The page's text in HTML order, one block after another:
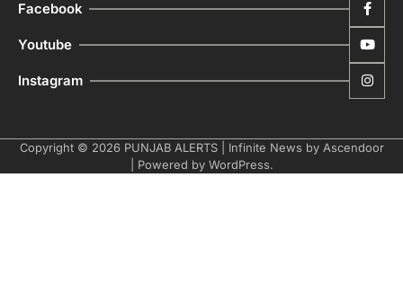
Facebook
Youtube
Instagram
Copyright © 2026 PUNJAB ALERTS| Infinite News by Ascendoor
| Powered by WordPress.